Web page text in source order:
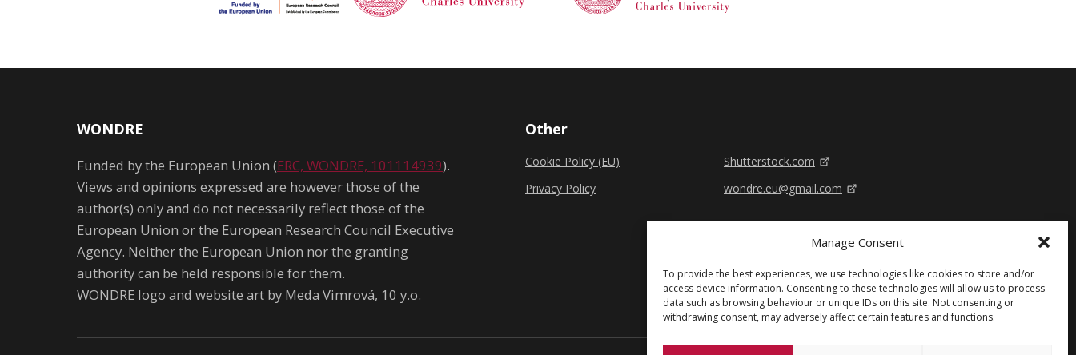
Manage Consent
To provide the best experiences, we use technologies like cookies to store and/or
access device information. Consenting to these technologies will allow us to process
data such as browsing behaviour or unique IDs on this site. Not consenting or
withdrawing consent, may adversely affect certain features and functions.
WONDRE
Funded by the European Union (ERC, WONDRE, 101114939).
Views and opinions expressed are however those of the
author(s) only and do not necessarily reflect those of the
European Union or the European Research Council Executive
Agency. Neither the European Union nor the granting
authority can be held responsible for them.
WONDRE logo and website art by Meda Vimrová, 10 y.o.
Other
Cookie Policy (EU)
Privacy Policy
Shutterstock.com
wondre.eu@gmail.com